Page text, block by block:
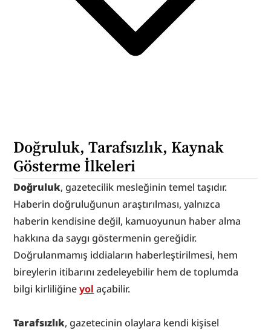
Doğruluk, Tarafsızlık, Kaynak
Gösterme İlkeleri
Doğruluk, gazetecilik mesleğinin temel taşıdır.
Haberin doğruluğunun araştırılması, yalnızca
haberin kendisine değil, kamuoyunun haber alma
hakkına da saygı göstermenin gereğidir.
Doğrulanmamış iddiaların haberleştirilmesi, hem
bireylerin itibarını zedeleyebilir hem de toplumda
bilgi kirliliğine yol açabilir.
Tarafsızlık, gazetecinin olaylara kendi kişisel